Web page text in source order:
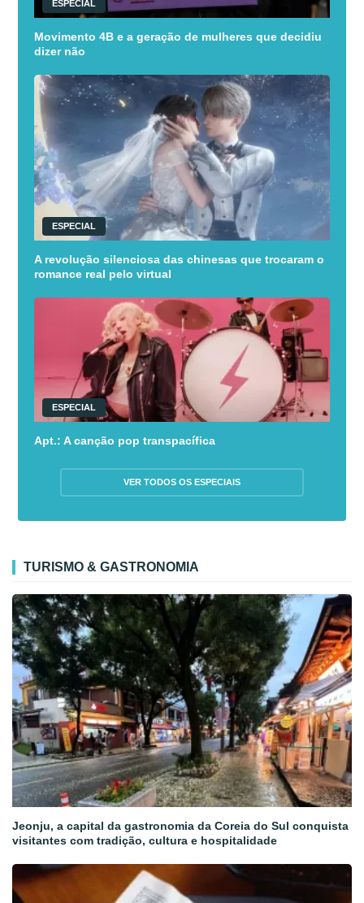
ESPECIAL
Movimento 4B e a geração de mulheres que decidiu
dizer não
ESPECIAL
A revolução silenciosa das chinesas que trocaram o
romance real pelo virtual
ESPECIAL
Apt.: A canção pop transpacífica
VER TODOS OS ESPECIAIS
TURISMO & GASTRONOMIA
Jeonju, a capital da gastronomia da Coreia do Sul conquista
visitantes com tradição, cultura e hospitalidade